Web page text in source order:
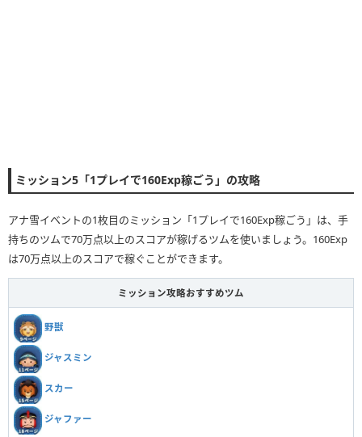
ミッション5「1プレイで160Exp稼ごう」の攻略
アナ雪イベントの1枚目のミッション「1プレイで160Exp稼ごう」は、手
持ちのツムで70万点以上のスコアが稼げるツムを使いましょう。160Exp
は70万点以上のスコアで稼ぐことができます。
ミッション攻略おすすめツム
野獣
ジャスミン
スカー
ジャファー